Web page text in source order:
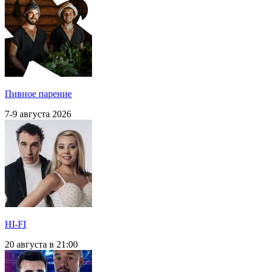
Пивное парение
7-9 августа 2026
HI-FI
20 августа в 21:00